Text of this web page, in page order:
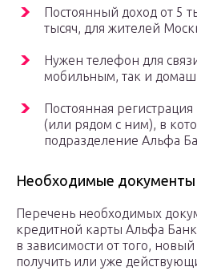
Постоянный доход от 5
тысяч, для жителей
Нужен телефон для
мобильным, так и
Постоянная
(или рядом с ним), в
подразделение Альфа
Необходимые документы
Перечень необходимых
кредитной карты Альфа
в зависимости от того,
получить или уже